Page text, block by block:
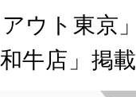
アウト東京
牛店」掲載